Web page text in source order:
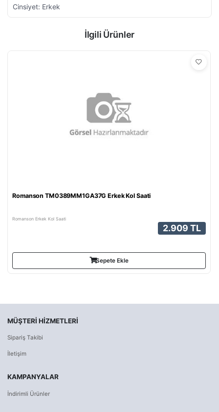
Cinsiyet: Erkek
İlgili Ürünler
Romanson TM0389MM1GA37G Erkek Kol Saati
Romanson Erkek Kol Saati
2.909 TL
Sepete Ekle
MÜŞTERI HIZMETLERI
Sipariş Takibi
İletişim
KAMPANYALAR
İndirimli Ürünler